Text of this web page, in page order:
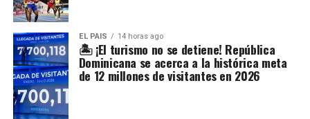
EL PAIS 14 horas ago
🏝️ ¡El turismo no se detiene! República
Dominicana se acerca a la histórica meta
de 12 millones de visitantes en 2026